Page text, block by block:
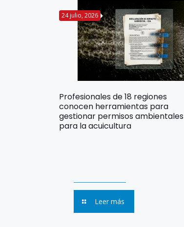
24 julio, 2026
Profesionales de 18 regiones
conocen herramientas para
gestionar permisos ambientales
para la acuicultura
Leer más